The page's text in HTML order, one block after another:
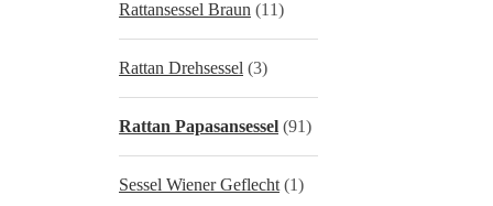
Rattansessel Braun (11)
Rattan Drehsessel (3)
Rattan Papasansessel (91)
Sessel Wiener Geflecht (1)